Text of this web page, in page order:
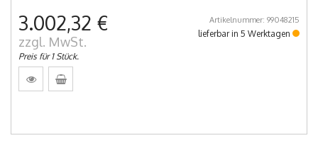
3.002,32 €
zzgl. MwSt.
Preis für 1 Stück.
Artikelnummer: 99048215
lieferbar in 5 Werktagen